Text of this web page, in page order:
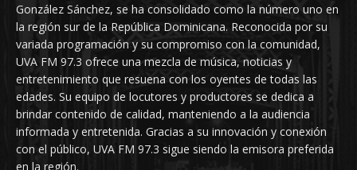
González Sánchez, se ha consolidado como la número uno en
la región sur de la República Dominicana. Reconocida por su
variada programación y su compromiso con la comunidad,
UVA FM 97.3 ofrece una mezcla de música, noticias y
entretenimiento que resuena con los oyentes de todas las
edades. Su equipo de locutores y productores se dedica a
brindar contenido de calidad, manteniendo a la audiencia
informada y entretenida. Gracias a su innovación y conexión
con el público, UVA FM 97.3 sigue siendo la emisora preferida
en la región.